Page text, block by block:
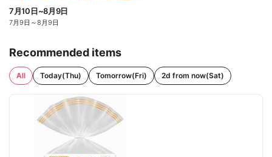
7月10日~8月9日
7月9日 ～8月9日
Recommended items
All Today(Thu) Tomorrow(Fri) 2d from now(Sat)